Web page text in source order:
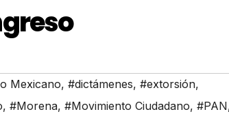
Mexicano, #dictámenes, #extorsión,
, #Morena, #Movimiento Ciudadano, #PAN